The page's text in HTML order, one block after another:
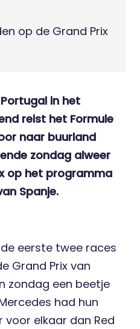
op de Grand Prix
in het
reist het Formule
naar buurland
zondag alweer
op het programma
Spanje.
eerste twee races
Grand Prix van
zondag een beetje
had hun
voor elkaar dan Red